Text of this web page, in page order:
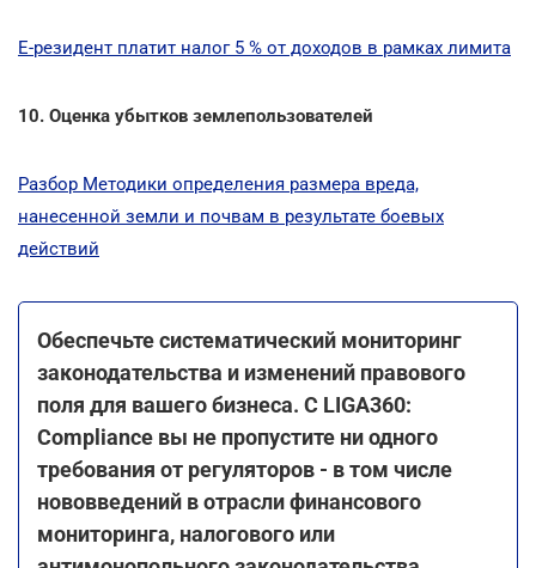
Е-резидент платит налог 5 % от доходов в рамках лимита
10. Оценка убытков землепользователей
Разбор Методики определения размера вреда,
нанесенной земли и почвам в результате боевых
действий
Обеспечьте систематический мониторинг
законодательства и изменений правового
поля для вашего бизнеса. С LIGA360:
Compliance вы не пропустите ни одного
требования от регуляторов - в том числе
нововведений в отрасли финансового
мониторинга, налогового или